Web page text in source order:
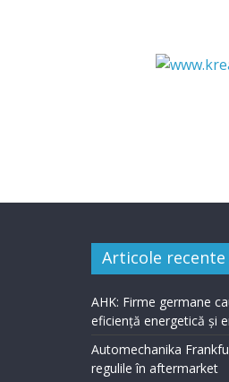
Articole recente
AHK: Firme germane
eficiență energetică și
Automechanika
regulile în aftermarket